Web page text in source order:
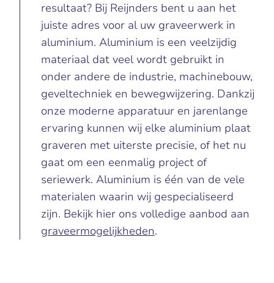
resultaat? Bij Reijnders bent u aan het
juiste adres voor al uw graveerwerk in
aluminium. Aluminium is een veelzijdig
materiaal dat veel wordt gebruikt in
onder andere de industrie, machinebouw,
geveltechniek en bewegwijzering. Dankzij
onze moderne apparatuur en jarenlange
ervaring kunnen wij elke aluminium plaat
graveren met uiterste precisie, of het nu
gaat om een eenmalig project of
seriewerk. Aluminium is één van de vele
materialen waarin wij gespecialiseerd
zijn. Bekijk hier ons volledige aanbod aan
graveermogelijkheden.